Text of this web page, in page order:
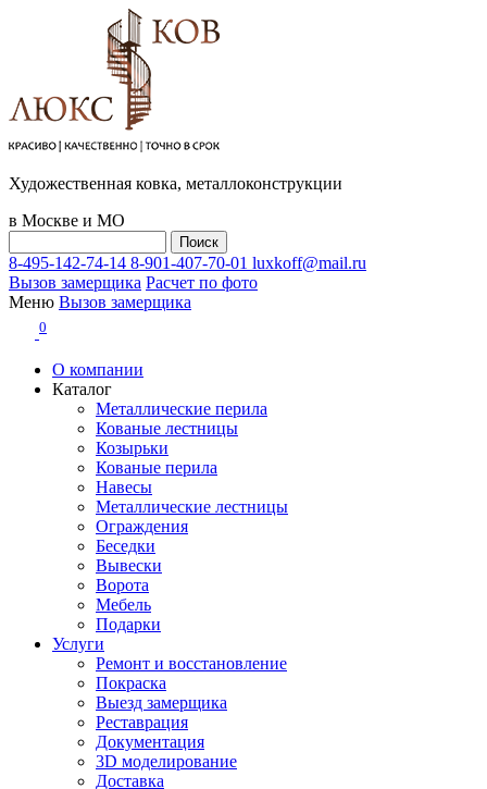
Художественная ковка, металлоконструкции
в Москве и МО
8-495-142-74-14 8-901-407-70-01 luxkoff@mail.ru
Вызов замерщика Расчет по фото
Меню Вызов замерщика
0
О компании
Каталог
Металлические перила
Кованые лестницы
Козырьки
Кованые перила
Навесы
Металлические лестницы
Ограждения
Беседки
Вывески
Ворота
Мебель
Подарки
Услуги
Ремонт и восстановление
Покраска
Выезд замерщика
Реставрация
Документация
3D моделирование
Доставка